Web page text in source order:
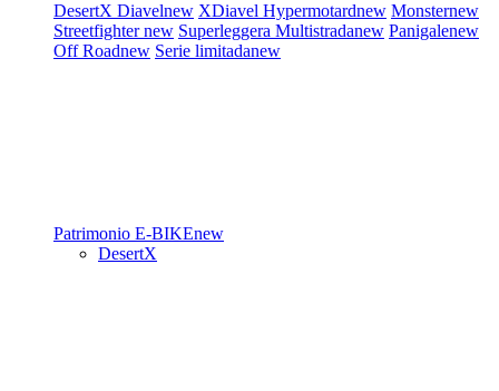
DesertX Diavelnew XDiavel Hypermotardnew Monsternew
Streetfighternew Superleggera Multistradanew Panigalenew
Off Roadnew Serie limitadanew
Patrimonio E-BIKEnew
DesertX